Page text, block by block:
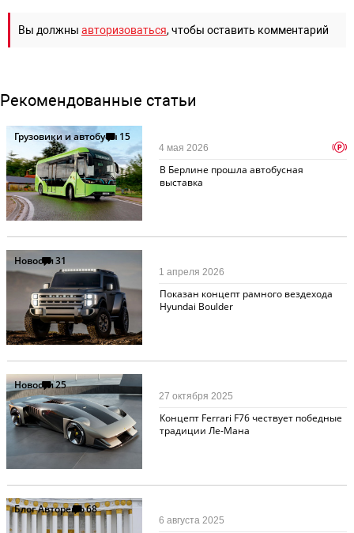
Вы должны авторизоваться, чтобы оставить комментарий
Рекомендованные статьи
Грузовики и автобусы 15
В Берлине прошла автобусная
выставка
4 мая 2026 p
Новости31
Показан концепт рамного вездехода
Hyundai Boulder
1 апреля 2026
Новости25
Концепт Ferrari F76 чествует победные
традиции Ле-Мана
27 октября 2025
Блог Авторевю68
6 августа 2025